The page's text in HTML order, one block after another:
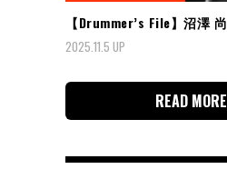
【Drummer’s File】沼澤 尚
2025.11.5 UP
READ MORE